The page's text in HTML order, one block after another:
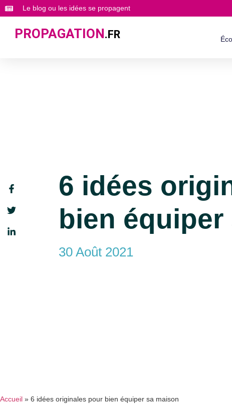
Le blog ou les idées se propagent
PROPAGATION.FR
6 idées
bien équiper
30 Août 2021
Accueil » 6 idées originales pour bien équiper sa maison